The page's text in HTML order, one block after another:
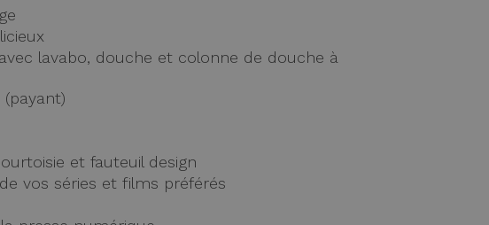
lavabo, douche et colonne de douche à
et fauteuil design
vos séries et films préférés